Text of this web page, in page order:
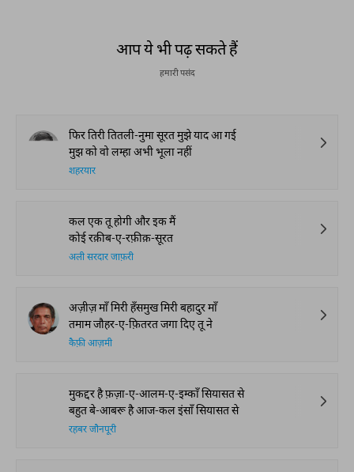
आप ये भी पढ़ सकते हैं
हमारी पसंद
फिर तिरी तितली-नुमा सूरत मुझे याद आ गई
मुझ को वो लम्हा अभी भूला नहीं
शहरयार
कल एक तू होगी और इक मैं
कोई रक़ीब-ए-रफ़ीक़-सूरत
अली सरदार जाफ़री
अज़ीज़ माँ मिरी हँसमुख मिरी बहादुर माँ
तमाम जौहर-ए-फ़ितरत जगा दिए तू ने
कैफ़ी आज़मी
मुकद्दर है फ़ज़ा-ए-आलम-ए-इम्काँ सियासत से
बहुत बे-आबरू है आज-कल इंसाँ सियासत से
रहबर जौनपूरी